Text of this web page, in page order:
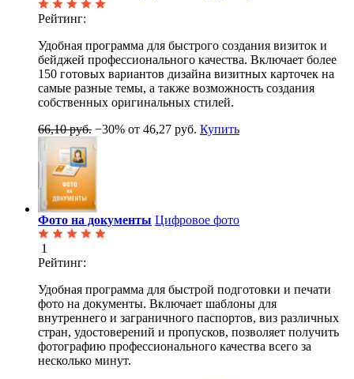
Рейтинг:
Удобная программа для быстрого создания визиток и
бейджей профессионального качества. Включает более
150 готовых вариантов дизайна визитных карточек на
самые разные темы, а также возможность создания
собственных оригинальных стилей.
66,10 руб. −30% от 46,27 руб. Купить
Фото на документы Цифровое фото
1
Рейтинг:
Удобная программа для быстрой подготовки и печати
фото на документы. Включает шаблоны для
внутреннего и заграничного паспортов, виз различных
стран, удостоверений и пропусков, позволяет получить
фотографию профессионального качества всего за
несколько минут.